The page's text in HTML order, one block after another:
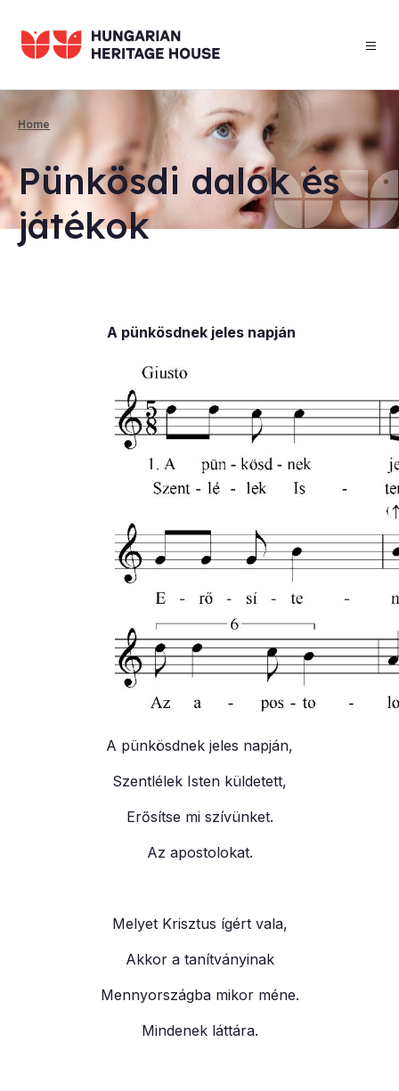
main
content
Breadcrumb
Home
Pünkösdi dalok és
játékok
A pünkösdnek jeles napján
A pünkösdnek jeles napján,
Szentlélek Isten küldetett,
Erősítse mi szívünket.
Az apostolokat.
Melyet Krisztus ígért vala,
Akkor a tanítványinak
Mennyországba mikor méne.
Mindenek láttára.